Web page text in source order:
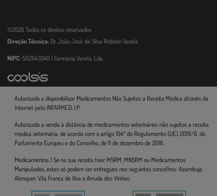
©2026 Todos os direitos reservados
Direção Técnica: Dr. João José da Silva Rebotin Varela
NIPC: 502643340 | Farmácia Varela, Lda.
Autorizada a disponibilizar Medicamentos Não Sujeitos a Receita Médica através da
Internet pelo INFARMED, I.P.
Autorizada a venda à distância de medicamentos veterinários não sujeitos a receita
médica veterinária, de acordo com o artigo 104º do Regulamento (UE) 2019/6, do
Parlamento Europeu e do Conselho, de 11 de dezembro de 2018.
Medicamentos | Se na sua receita tiver MSRM, MNSRM ou Medicamentos
Manipulados, estes só podem ser entregues nos seguintes concelhos: Azambuja,
Alenquer, Vila Franca de Xira e Arruda dos Vinhos.